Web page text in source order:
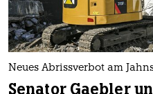
Neues Abrissverbot am
Senator Gaebler